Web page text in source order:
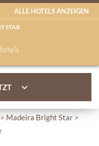
ALLE HOTELS ANZEIGEN
STAR
> Madeira Bright Star >